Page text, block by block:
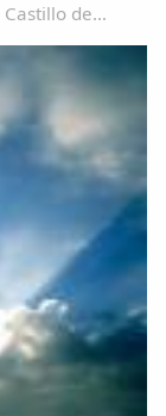
de
construida